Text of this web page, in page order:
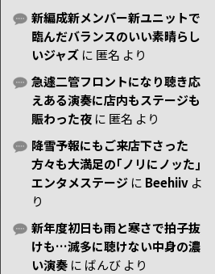
新編成新メンバー新ユニットで
臨んだバランスのいい素晴らし
いジャズ に 匿名 より
急遽二管フロントになり聴き応
えある演奏に店内もステージも
賑わった夜 に 匿名 より
降雪予報にもご来店下さった
方々も大満足の｢ノリにノッた｣
エンタメステージ に Beehiiv よ
り
新年度初日も雨と寒さで拍子抜
けも…滅多に聴けない中身の濃
い演奏 に ばんび より